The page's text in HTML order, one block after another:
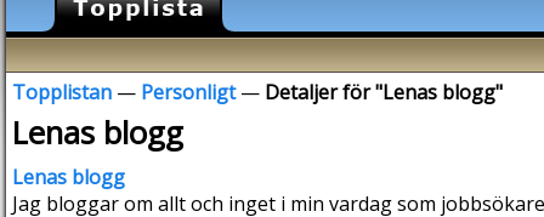
Topplistan — Personligt— Detaljer för "Lenas blogg"
Lenas blogg
Lenas blogg
Jag bloggar om allt och inget i min vardag som